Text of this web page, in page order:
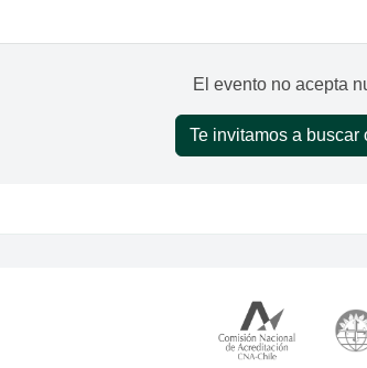
El evento no acepta
Te invitamos a buscar